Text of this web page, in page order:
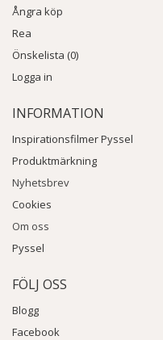
Ångra köp
Rea
Önskelista (0)
Logga in
INFORMATION
Inspirationsfilmer Pyssel
Produktmärkning
Nyhetsbrev
Cookies
Om oss
Pyssel
FÖLJ OSS
Blogg
Facebook